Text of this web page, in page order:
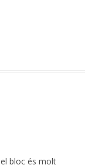
bloc és molt